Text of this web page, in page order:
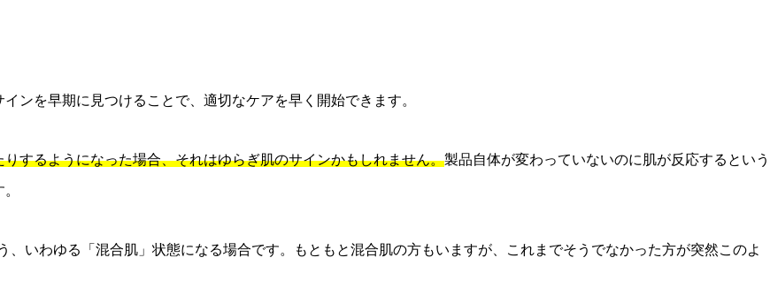
ンを早期に見つけることで、適切なケアを早く開始できます。
するようになった場合、それはゆらぎ肌のサインかもしれません。製品自体が変わっていないのに肌が反応するという
いわゆる「混合肌」状態になる場合です。もともと混合肌の方もいますが、これまでそうでなかった方が突然このよ